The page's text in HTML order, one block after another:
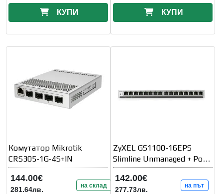
КУПИ КУПИ
Комутатор Mikrotik
CRS305-1G-4S+IN
144.00€
281.64лв. на склад
ZyXEL GS1100-16EPS
Slimline Unmanaged + PoE+
135W 16 port Gigabit
Unmanaged
142.00€
277.73лв. на път